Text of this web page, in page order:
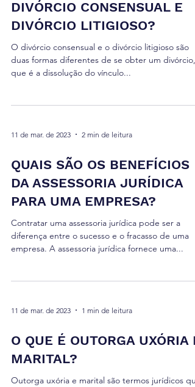
DIVÓRCIO CONSENSUAL E
DIVÓRCIO LITIGIOSO?
O divórcio consensual e o divórcio litigioso são
duas formas diferentes de se obter um divórcio,
que é a dissolução do vínculo...
11 de mar. de 2023 2 min de leitura
QUAIS SÃO OS BENEFÍCIOS
DA ASSESSORIA JURÍDICA
PARA UMA EMPRESA?
Contratar uma assessoria jurídica pode ser a
diferença entre o sucesso e o fracasso de uma
empresa. A assessoria jurídica fornece uma...
11 de mar. de 2023 1 min de leitura
O QUE É OUTORGA UXÓRIA E
MARITAL?
Outorga uxória e marital são termos jurídicos que